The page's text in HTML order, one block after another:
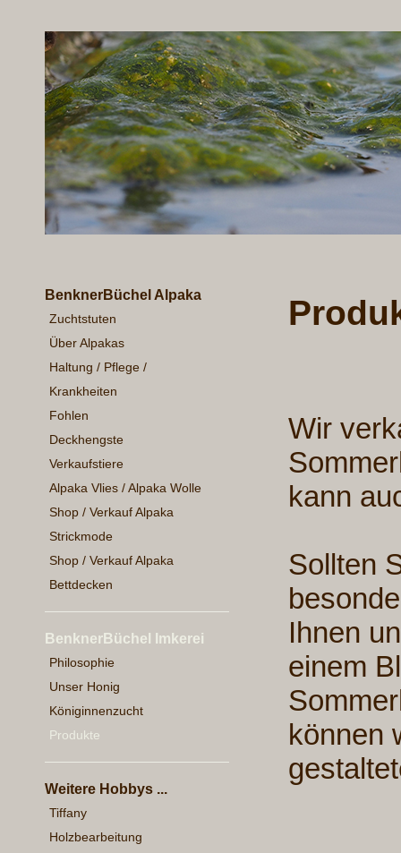
BenknerBüchel Alpaka
Zuchtstuten
Über Alpakas
Haltung / Pflege /
Krankheiten
Fohlen
Deckhengste
Verkaufstiere
Alpaka Vlies / Alpaka Wolle
Shop / Verkauf Alpaka
Strickmode
Shop / Verkauf Alpaka
Bettdecken
BenknerBüchel Imkerei
Philosophie
Unser Honig
Königinnenzucht
Produkte
Weitere Hobbys ...
Tiffany
Holzbearbeitung
Wir
kann
Sollten
Ihnen
einem
können